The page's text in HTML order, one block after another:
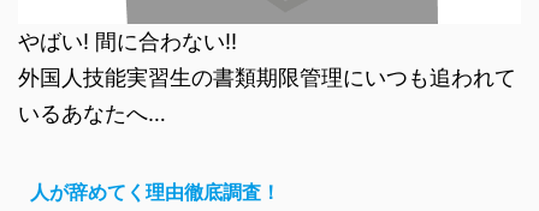
やばい! 間に合わない!!
外国人技能実習生の書類期限管理にいつも追われて
いるあなたへ…
人が辞めてく理由徹底調査！